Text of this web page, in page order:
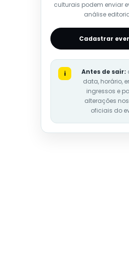
culturais podem enviar
análise
Cadastrar
i Antes de sair:
data, horário,
ingressos e
alterações
oficiais do